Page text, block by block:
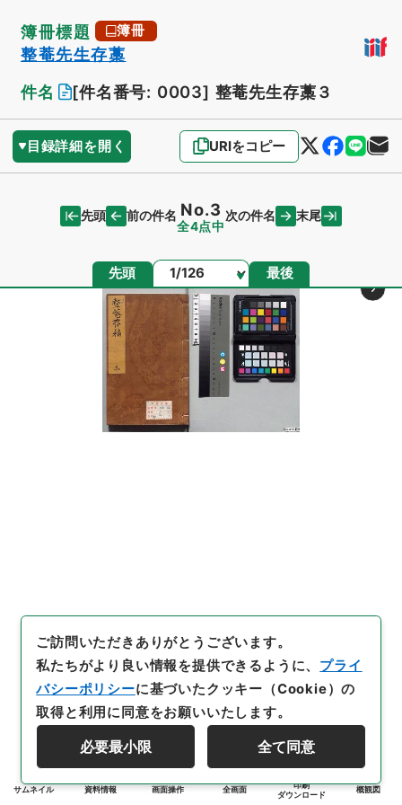
簿冊標題 簿冊
整菴先生存藁
件名
[件名番号: 0003] 整菴先生存藁３
目録詳細を開く URIをコピー
先頭 前の件名 No.3
全4点中
次の件名 末尾
先頭 ページ 最後
サムネイル 資料情報 画面操作 全画面
印刷
ダウンロード
概観図
ご訪問いただきありがとうございます。
私たちがより良い情報を提供できるように、 プライ
バシーポリシーに基づいたクッキー（Cookie）の
取得と利用に同意をお願いいたします。
必要最小限 全て同意